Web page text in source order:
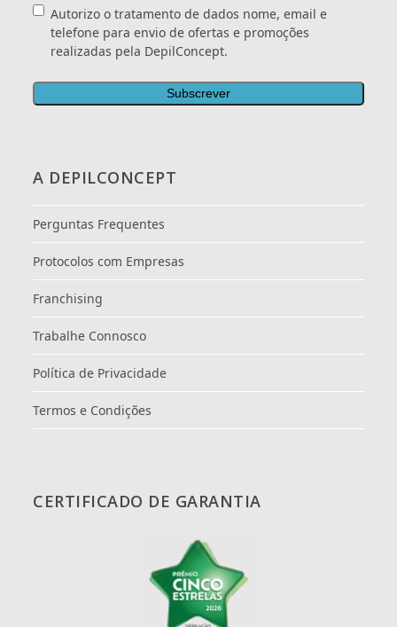
Consentimento
Autorizo o tratamento de dados nome, email e
telefone para envio de ofertas e promoções
realizadas pela DepilConcept.
A DEPILCONCEPT
Perguntas Frequentes
Protocolos com Empresas
Franchising
Trabalhe Connosco
Política de Privacidade
Termos e Condições
CERTIFICADO DE GARANTIA